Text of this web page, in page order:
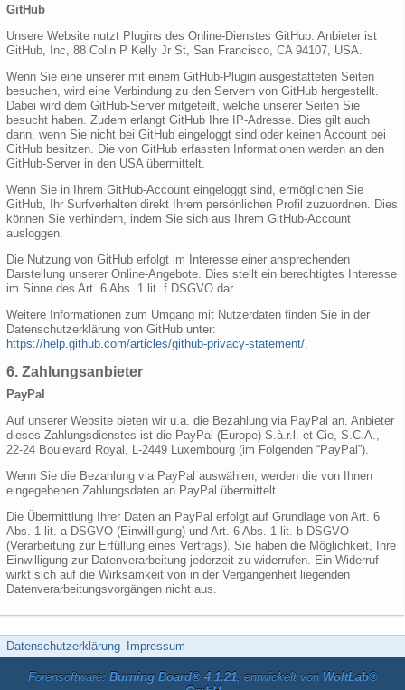
GitHub
Unsere Website nutzt Plugins des Online-Dienstes GitHub. Anbieter ist
GitHub, Inc, 88 Colin P Kelly Jr St, San Francisco, CA 94107, USA.
Wenn Sie eine unserer mit einem GitHub-Plugin ausgestatteten Seiten
besuchen, wird eine Verbindung zu den Servern von GitHub hergestellt.
Dabei wird dem GitHub-Server mitgeteilt, welche unserer Seiten Sie
besucht haben. Zudem erlangt GitHub Ihre IP-Adresse. Dies gilt auch
dann, wenn Sie nicht bei GitHub eingeloggt sind oder keinen Account bei
GitHub besitzen. Die von GitHub erfassten Informationen werden an den
GitHub-Server in den USA übermittelt.
Wenn Sie in Ihrem GitHub-Account eingeloggt sind, ermöglichen Sie
GitHub, Ihr Surfverhalten direkt Ihrem persönlichen Profil zuzuordnen. Dies
können Sie verhindern, indem Sie sich aus Ihrem GitHub-Account
ausloggen.
Die Nutzung von GitHub erfolgt im Interesse einer ansprechenden
Darstellung unserer Online-Angebote. Dies stellt ein berechtigtes Interesse
im Sinne des Art. 6 Abs. 1 lit. f DSGVO dar.
Weitere Informationen zum Umgang mit Nutzerdaten finden Sie in der
Datenschutzerklärung von GitHub unter:
https://help.github.com/articles/github-privacy-statement/
6. Zahlungsanbieter
PayPal
Auf unserer Website bieten wir u.a. die Bezahlung via PayPal an. Anbieter
dieses Zahlungsdienstes ist die PayPal (Europe) S.à.r.l. et Cie, S.C.A.,
22-24 Boulevard Royal, L-2449 Luxembourg (im Folgenden “PayPal”).
Wenn Sie die Bezahlung via PayPal auswählen, werden die von Ihnen
eingegebenen Zahlungsdaten an PayPal übermittelt.
Die Übermittlung Ihrer Daten an PayPal erfolgt auf Grundlage von Art. 6
Abs. 1 lit. a DSGVO (Einwilligung) und Art. 6 Abs. 1 lit. b DSGVO
(Verarbeitung zur Erfüllung eines Vertrags). Sie haben die Möglichkeit, Ihre
Einwilligung zur Datenverarbeitung jederzeit zu widerrufen. Ein Widerruf
wirkt sich auf die Wirksamkeit von in der Vergangenheit liegenden
Datenverarbeitungsvorgängen nicht aus.
Datenschutzerklärung Impressum
Forensoftware: Burning Board® 4.1.21, entwickelt von WoltLab®